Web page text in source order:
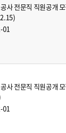
사 전문직 직원공개
01
사 전문직 직원공개
01